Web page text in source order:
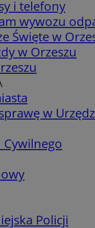
i telefony
wywozu
Święte w
w Orzeszu
w
Cywilnego
Policji